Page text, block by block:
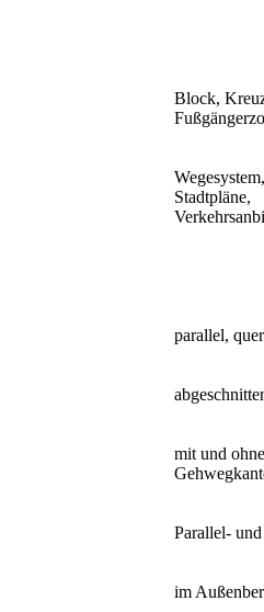
Block,
Stadtpläne,
parallel, quer
mit und
Parallel-
im